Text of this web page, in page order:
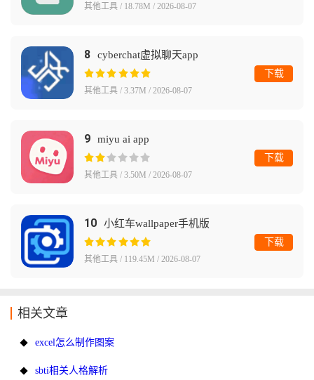
其他工具 / 18.78M / 2026-08-07
8 cyberchat虚拟聊天app
其他工具 / 3.37M / 2026-08-07
下载
9 miyu ai app
其他工具 / 3.50M / 2026-08-07
下载
10 小红车wallpaper手机版
其他工具 / 119.45M / 2026-08-07
下载
相关文章
excel怎么制作图案
sbti相关人格解析